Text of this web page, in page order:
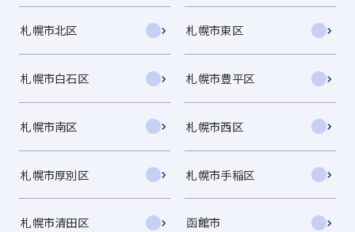
札幌市北区 札幌市東区
札幌市白石区 札幌市豊平区
札幌市南区 札幌市西区
札幌市厚別区 札幌市手稲区
札幌市清田区 函館市